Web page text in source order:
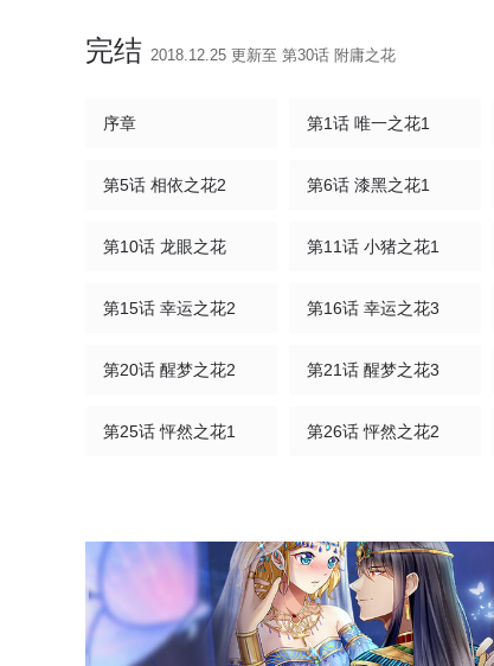
完结 2018.12.25 更新至 第30话 附庸之花
序章 第1话 唯一之花1
第5话 相依之花2 第6话 漆黑之花1
第10话 龙眼之花 第11话 小猪之花1
第15话 幸运之花2 第16话 幸运之花3
第20话 醒梦之花2 第21话 醒梦之花3
第25话 怦然之花1 第26话 怦然之花2